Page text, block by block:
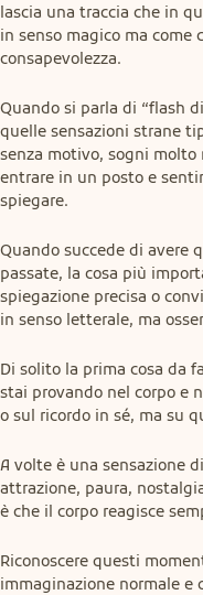
lascia una traccia che in
in senso magico ma
consapevolezza.
Quando si parla di “flash
quelle sensazioni strane
senza motivo, sogni
entrare in un posto e
spiegare.
Quando succede di avere
passate, la cosa più
spiegazione precisa o
in senso letterale, ma
Di solito la prima cosa da
stai provando nel corpo e
o sul ricordo in sé, ma su
A volte è una sensazione
attrazione, paura,
è che il corpo reagisce
Riconoscere questi
immaginazione normale e